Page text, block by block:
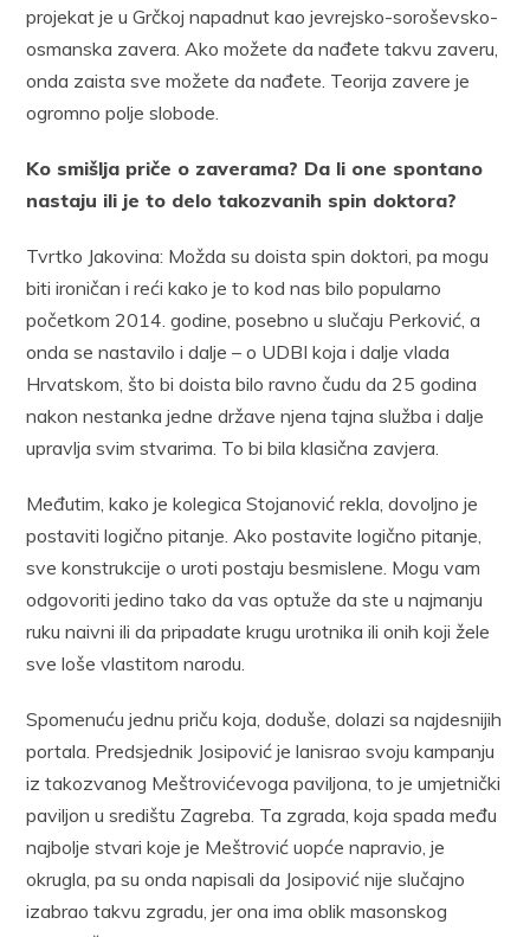
projekat je u Grčkoj napadnut kao jevrejsko-soroševsko-
osmanska zavera. Ako možete da nađete takvu zaveru,
onda zaista sve možete da nađete. Teorija zavere je
ogromno polje slobode.
Ko smišlja priče o zaverama? Da li one spontano
nastaju ili je to delo takozvanih spin doktora?
Tvrtko Jakovina: Možda su doista spin doktori, pa mogu
biti ironičan i reći kako je to kod nas bilo popularno
početkom 2014. godine, posebno u slučaju Perković, a
onda se nastavilo i dalje – o UDBI koja i dalje vlada
Hrvatskom, što bi doista bilo ravno čudu da 25 godina
nakon nestanka jedne države njena tajna služba i dalje
upravlja svim stvarima. To bi bila klasična zavjera.
Međutim, kako je kolegica Stojanović rekla, dovoljno je
postaviti logično pitanje. Ako postavite logično pitanje,
sve konstrukcije o uroti postaju besmislene. Mogu vam
odgovoriti jedino tako da vas optuže da ste u najmanju
ruku naivni ili da pripadate krugu urotnika ili onih koji žele
sve loše vlastitom narodu.
Spomenuću jednu priču koja, doduše, dolazi sa najdesnijih
portala. Predsjednik Josipović je lanisrao svoju kampanju
iz takozvanog Meštrovićevoga paviljona, to je umjetnički
paviljon u središtu Zagreba. Ta zgrada, koja spada među
najbolje stvari koje je Meštrović uopće napravio, je
okrugla, pa su onda napisali da Josipović nije slučajno
izabrao takvu zgradu, jer ona ima oblik masonskog